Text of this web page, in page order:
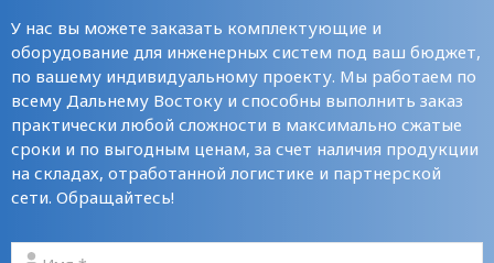
У нас вы можете заказать комплектующие и
оборудование для инженерных систем под ваш бюджет,
по вашему индивидуальному проекту. Мы работаем по
всему Дальнему Востоку и способны выполнить заказ
практически любой сложности в максимально сжатые
сроки и по выгодным ценам, за счет наличия продукции
на складах, отработанной логистике и партнерской
сети. Обращайтесь!